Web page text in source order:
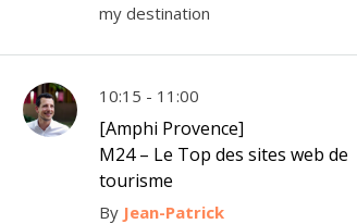
my destination
10:15 - 11:00
[Amphi Provence]
M24 – Le Top des sites web de
tourisme
By Jean-Patrick